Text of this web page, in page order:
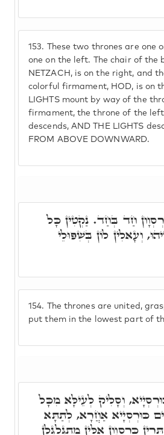
153.
These two thrones are one
one on the left. The chair of the
NETZACH, is on the right, and
colorful firmament, HOD, is on
LIGHTS mount by way of the
firmament, the throne of the
descends, AND THE LIGHTS
FROM ABOVE DOWNWARD.
154.
The thrones are united,
put them in the lowest part of
חַד בְּחַד. נַקְטִין כָּל
וְעָאלִין לוֹן בְּשִׁפּוּלֵי
וְסָלִיק לְעֵילָּא מִכָּל
כּוּרְסְיָיא אַחֲרָא, לְתַתָּא
כֻּרְסְוָון אִלֵּין מִתְגַּלְגְּלָן